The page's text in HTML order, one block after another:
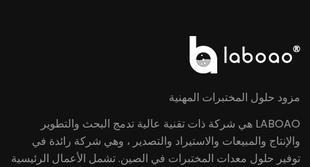
الدائرية الكبيرة ، مع الانتباه إلى ما يلي عند استخدام:
مزود حلول المختبرات المهنية
LABOAO هي شركة ذات تقنية عالية تدمج البحث والتطوير
والإنتاج والمبيعات والاستيراد والتصدير ، وهي شركة رائدة في
توفير حلول معدات المختبرات في الصين. تشمل الأعمال الرئيسية